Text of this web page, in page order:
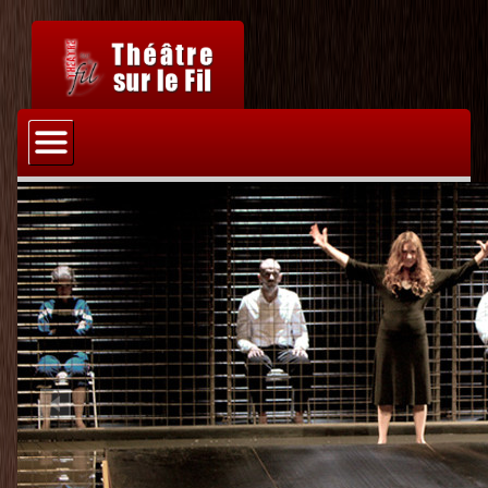
La Compagnie
Prologue
L’équipe
Historique
Spectacles
Geb et Nout, enfants de la lune – création 2024
Projection privée – création 2023